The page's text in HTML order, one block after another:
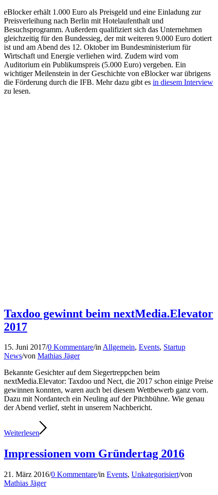
eBlocker erhält 1.000 Euro als Preisgeld und eine Einladung zur
Preisverleihung nach Berlin mit Hotelaufenthalt und
Besuchsprogramm. Außerdem qualifiziert sich das Unternehmen
gleichzeitig für den Bundessieg, der mit weiteren 9.000 Euro dotiert
ist und am Abend des 12. Oktober im Bundesministerium für
Wirtschaft und Energie verliehen wird. Zudem wird vom
Auditorium ein Publikumspreis (5.000 Euro) vergeben. Ein
wichtiger Meilenstein in der Geschichte von eBlocker war übrigens
die Förderung durch die IFB. Mehr dazu gibt es in diesem Interview
zu lesen.
Taxdoo gewinnt beim nextMedia.Elevator
2017
15. Juni 2017/0 Kommentare/inAllgemein, Events, Startup
News/von Mathias Jäger
Bekannte Gesichter auf dem Siegertreppchen beim
nextMedia.Elevator: Taxdoo und Nect, die 2017 schon einige Preise
gewinnen konnten, waren auch bei diesem Wettbewerb ganz vorn.
Dazu mit Nordantech ein Neuling auf der Pitchbühne. Wie genau
der Abend verlief, steht in unserem Nachbericht.
Weiterlesen
Impressionen vom Gründertag 2016
21. März 2016/0 Kommentare/in Events, Unkategorisiert/von
Mathias Jäger